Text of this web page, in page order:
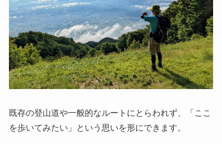
既存の登山道や一般的なルートにとらわれず、「ここ
を歩いてみたい」という思いを形にできます。